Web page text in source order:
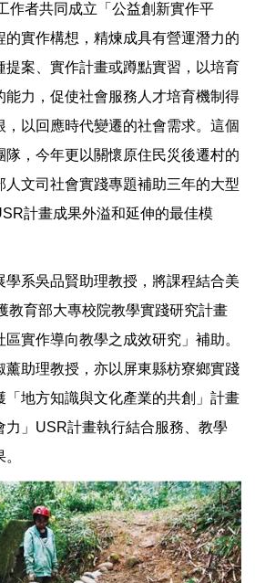
作者共同成立「公益創新實作平
的實作構想，精煉成具有營運潛力的
案、實作計畫或蹲點實習，以培育
能力，促使社會服務人才培育機制得
，以回應時代變遷的社會需求。這個
隊，今年更以關懷原住民災後遷村的
人文司社會實踐專題補助三年的大型
計畫成果外溢和延伸的最佳模
學系吳品賢助理教授，將課程結合美
教育部大專校院教學實踐研究計畫
區實作導向教學之成效研究」補助。
薰助理教授，亦以屏東縣枋寮鄉實踐
「地方知識與文化產業的共創」計畫
力」USR計畫執行結合服務、教學